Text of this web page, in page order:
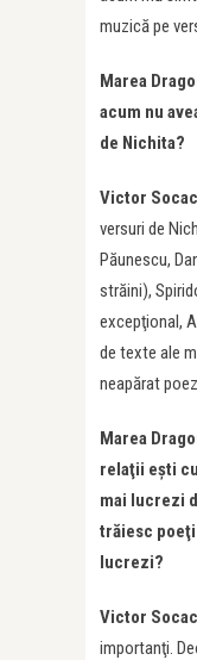
muzică pe
Marea
acum nu
de Nichita?
Victor
versuri de
Păunescu,
străini),
excepţional,
de texte ale
neapărat
Marea
relaţii ești
mai lucrezi
trăiesc
lucrezi?
Victor
importanţi.